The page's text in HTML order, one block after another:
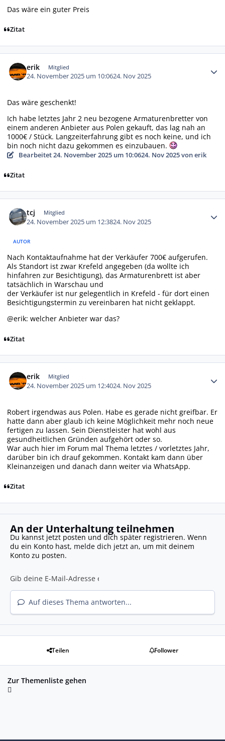
Das wäre ein guter Preis
Zitat
erik Mitglied
24. November 2025 um 10:0624. Nov 2025
Das wäre geschenkt!
Ich habe letztes Jahr 2 neu bezogene Armaturenbretter von
einem anderen Anbieter aus Polen gekauft, das lag nah an
1000€ / Stück. Langzeiterfahrung gibt es noch keine, und ich
bin noch nicht dazu gekommen es einzubauen.
Bearbeitet24. November 2025 um 10:0624. Nov 2025von erik
Zitat
tcj Mitglied
24. November 2025 um 12:3824. Nov 2025
AUTOR
Nach Kontaktaufnahme hat der Verkäufer 700€ aufgerufen.
Als Standort ist zwar Krefeld angegeben (da wollte ich
hinfahren zur Besichtigung), das Armaturenbrett ist aber
tatsächlich in Warschau und
der Verkäufer ist nur gelegentlich in Krefeld - für dort einen
Besichtigungstermin zu vereinbaren hat nicht geklappt.
@erik: welcher Anbieter war das?
Zitat
erik Mitglied
24. November 2025 um 12:4024. Nov 2025
Robert irgendwas aus Polen. Habe es gerade nicht greifbar. Er
hatte dann aber glaub ich keine Möglichkeit mehr noch neue
fertigen zu lassen. Sein Dienstleister hat wohl aus
gesundheitlichen Gründen aufgehört oder so.
War auch hier im Forum mal Thema letztes / vorletztes Jahr,
darüber bin ich drauf gekommen. Kontakt kam dann über
Kleinanzeigen und danach dann weiter via WhatsApp.
Zitat
An der Unterhaltung teilnehmen
Du kannst jetzt posten und dich später registrieren. Wenn
du ein Konto hast, melde dich jetzt an, um mit deinem
Konto zu posten.
Auf dieses Thema antworten...
Teilen Follower
Zur Themenliste gehen